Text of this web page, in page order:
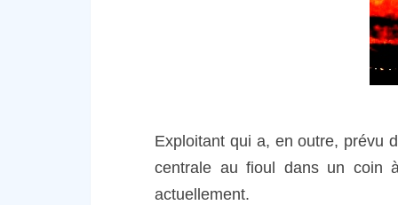
Exploitant qui a, en outre, prévu
centrale au fioul dans un coin
actuellement.